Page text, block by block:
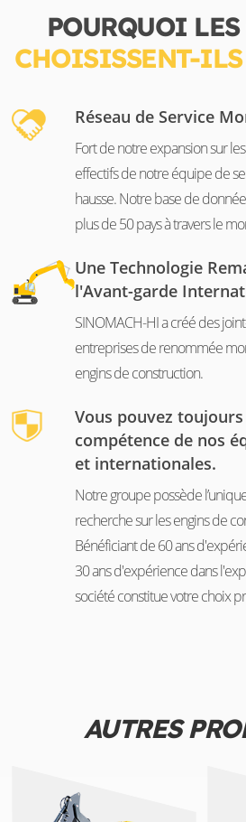
POURQUOI
CHOISISSENT-
Réseau de Service
Fort de notre expansion sur
effectifs de notre équipe de
hausse. Notre base de
plus de 50 pays à travers le
Une Technologie
l'Avant-garde
SINOMACH-HI a créé des
entreprises de renommée
engins de construction.
Vous pouvez
compétence de nos
et internationales.
Notre groupe possède
recherche sur les engins de
Bénéficiant de 60 ans
30 ans d'expérience dans
société constitue votre choix
AUTRES